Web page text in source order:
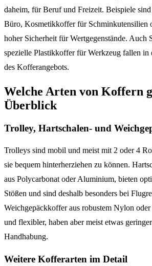
daheim, für Beruf und Freizeit. Beispiele
Büro, Kosmetikkoffer für Schminkutensilien
hoher Sicherheit für Wertgegenstände. Auch
spezielle Plastikkoffer für Werkzeug fallen in
des Kofferangebots.
Welche Arten von Koffern
Überblick
Trolley, Hartschalen- und
Trolleys sind mobil und meist mit 2 oder 4
sie bequem hinterherziehen zu können.
aus Polycarbonat oder Aluminium, bieten
Stößen und sind deshalb besonders bei
Weichgepäckkoffer aus robustem Nylon
und flexibler, haben aber meist etwas
Handhabung.
Weitere Kofferarten im Detail